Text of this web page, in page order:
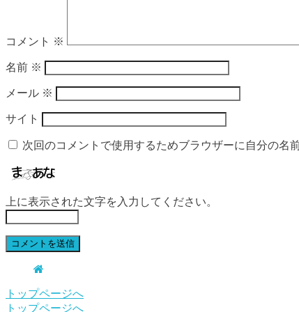
コメント ※
名前 ※
メール ※
サイト
次回のコメントで使用するためブラウザーに自分の名
上に表示された文字を入力してください。
トップページへ
トップページへ